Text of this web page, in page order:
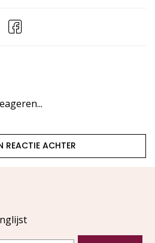
REACTIE ACHTER